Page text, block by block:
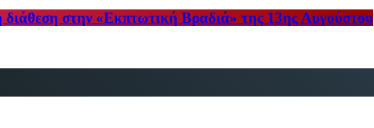
στην «Εκπτωτική Βραδιά» της 13ης Αυγούστου